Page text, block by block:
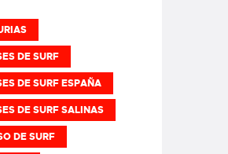
DE SURF
DE SURF ESPAÑA
DE SURF SALINAS
DE SURF